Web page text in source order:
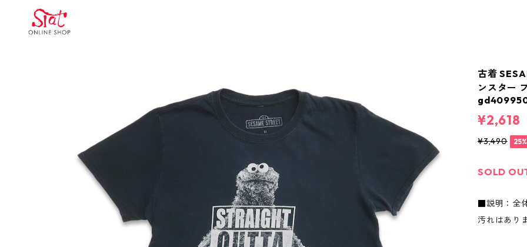
古着
ンスター
¥2,618
¥3,490
SOLD
■説明：全
汚れはあり